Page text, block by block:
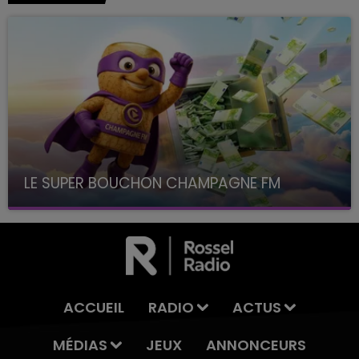
LE SUPER BOUCHON CHAMPAGNE FM
avec La Famille Champagne FM, à 8H10
ACCUEIL RADIO
ACTUS
MÉDIAS
JEUX ANNONCEURS